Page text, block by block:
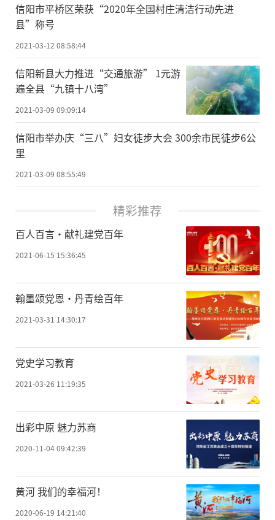
信阳市平桥区荣获“2020年全国村庄清洁行动先进
县”称号
2021-03-12 08:58:44
信阳新县大力推进“交通旅游” 1元游
遍全县“九镇十八湾”
2021-03-09 09:09:14
信阳市举办庆“三八”妇女徒步大会 300余市民徒步6公
里
2021-03-09 08:55:49
精彩推荐
百人百言·献礼建党百年
2021-06-15 15:36:45
翰墨颂党恩·丹青绘百年
2021-03-31 14:30:17
党史学习教育
2021-03-26 11:19:35
出彩中原 魅力苏商
2020-11-04 09:42:39
黄河 我们的幸福河！
2020-06-19 14:21:40